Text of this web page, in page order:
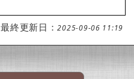
最終更新日：2025-09-06 11:19